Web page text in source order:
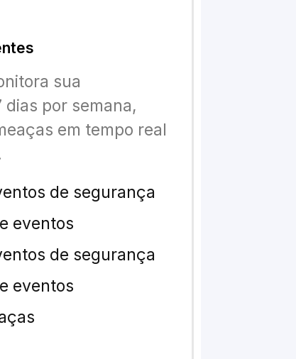
sua
por semana,
em tempo real
de segurança
eventos
de segurança
eventos